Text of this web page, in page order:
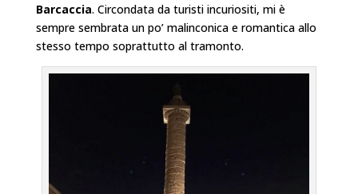
Barcaccia. Circondata da turisti incuriositi, mi è
sempre sembrata un po’ malinconica e romantica allo
stesso tempo soprattutto al tramonto.